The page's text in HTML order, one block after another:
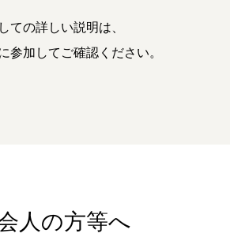
ての詳しい説明は、
参加してご確認ください。
人の方等へ